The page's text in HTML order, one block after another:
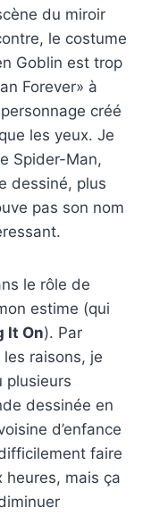
du miroir
le costume
Goblin est trop
Forever» à
créé
les yeux. Je
Spider-Man,
dessiné, plus
pas son nom
le rôle de
estime (qui
It On). Par
les raisons, je
plusieurs
dessinée en
d’enfance
faire
mais ça